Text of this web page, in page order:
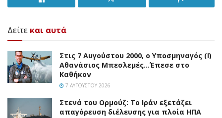
Δείτε και αυτά
Στις 7 Αυγούστου 2000, ο Υποσμηναγός (Ι)
Αθανάσιος Μπεσλεμές…Έπεσε στο
Καθήκον
7 ΑΥΓΟΎΣΤΟΥ 2026
Στενά του Ορμούζ: Το Ιράν εξετάζει
απαγόρευση διέλευσης για πλοία ΗΠΑ